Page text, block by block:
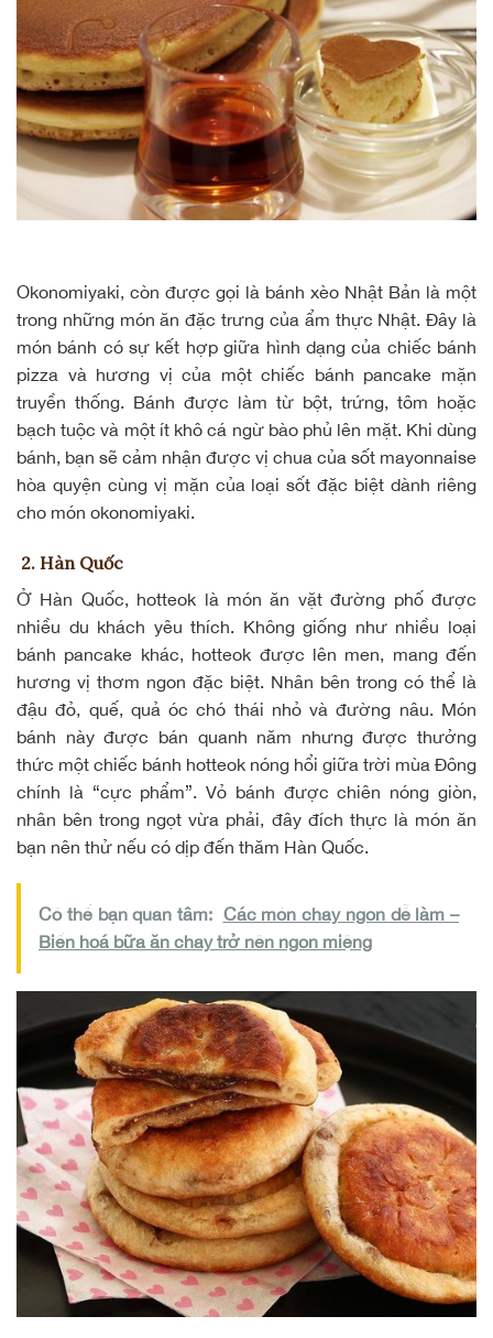
Okonomiyaki, còn được gọi là bánh xèo Nhật Bản là một
trong những món ăn đặc trưng của ẩm thực Nhật. Đây là
món bánh có sự kết hợp giữa hình dạng của chiếc bánh
pizza và hương vị của một chiếc bánh pancake mặn
truyền thống. Bánh được làm từ bột, trứng, tôm hoặc
bạch tuộc và một ít khô cá ngừ bào phủ lên mặt. Khi dùng
bánh, bạn sẽ cảm nhận được vị chua của sốt mayonnaise
hòa quyện cùng vị mặn của loại sốt đặc biệt dành riêng
cho món okonomiyaki.
2. Hàn Quốc
Ở Hàn Quốc, hotteok là món ăn vặt đường phố được
nhiều du khách yêu thích. Không giống như nhiều loại
bánh pancake khác, hotteok được lên men, mang đến
hương vị thơm ngon đặc biệt. Nhân bên trong có thể là
đậu đỏ, quế, quả óc chó thái nhỏ vàđường nâu. Món
bánh này được bán quanh năm nhưng được thưởng
thức một chiếc bánh hotteok nóng hổi giữa trời mùa Đông
chính là “cực phẩm”. Vỏ bánh được chiên nóng giòn,
nhân bên trong ngọt vừa phải, đây đích thực là món ăn
bạn nên thử nếu có dịp đến thăm Hàn Quốc.
Có thể bạn quan tâm: Các món chay ngon dễ làm –
Biến hoá bữa ăn chay trở nên ngon miệng